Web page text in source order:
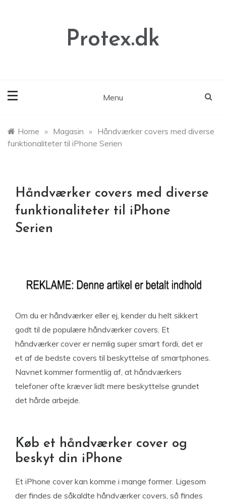
Protex.dk
Menu
Home » Magasin » Håndværker covers med diverse
funktionaliteter til iPhone Serien
Håndværker covers med diverse
funktionaliteter til iPhone
Serien
Om du er håndværker eller ej, kender du helt sikkert
godt til de populære håndværker covers. Et
håndværker cover er nemlig super smart fordi, det er
et af de bedste covers til beskyttelse af smartphones.
Navnet kommer formentlig af, at håndværkers
telefoner ofte kræver lidt mere beskyttelse grundet
det hårde arbejde.
Køb et håndværker cover og
beskyt din iPhone
Et iPhone cover kan komme i mange former. Ligesom
der findes de såkaldte håndværker covers, så findes